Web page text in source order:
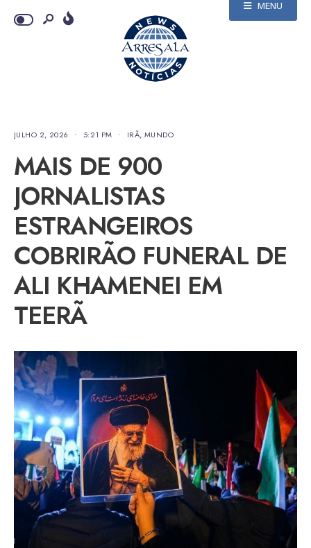
MENU
JULHO 2, 2026 • 5:21 PM • IRÃ, MUNDO
MAIS DE 900
JORNALISTAS
ESTRANGEIROS
COBRIRÃO FUNERAL DE
ALI KHAMENEI EM
TEERÃ